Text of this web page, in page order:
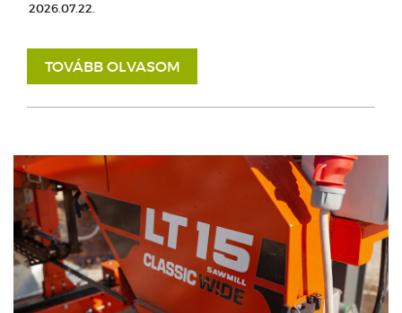
2026.07.22.
TOVÁBB OLVASOM